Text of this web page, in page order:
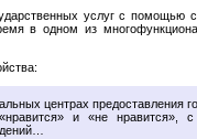
услуг с
в одном из
центрах
и «не нравится»,